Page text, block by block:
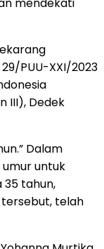
PUU-XXI/2023
III), Dedek
Dalam
untuk
tahun,
telah